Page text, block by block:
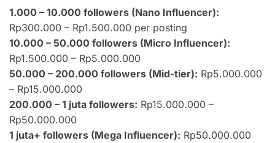
1.000 – 10.000 followers (Nano Influencer):
Rp300.000 – Rp1.500.000 per posting
10.000 – 50.000 followers (Micro Influencer):
Rp1.500.000 – Rp5.000.000
50.000 – 200.000 followers (Mid-tier): Rp5.000.000
– Rp15.000.000
200.000 – 1 juta followers: Rp15.000.000 –
Rp50.000.000
1 juta+ followers (Mega Influencer): Rp50.000.000